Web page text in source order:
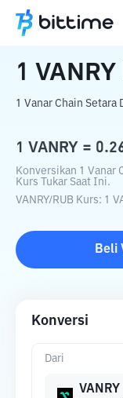
Beranda
1 VANRY
1 Vanar Chain Setara
1 VANRY =
Konversikan 1 Vanar
Kurs Tukar Saat Ini.
VANRY/RUB Kurs: 1
Beli
Konversi
Dari
VANRY